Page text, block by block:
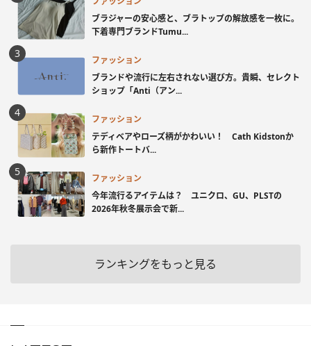
ブラジャーの安心感と、ブラトップの解放感を一枚に。
下着専門ブランドTumu...
ファッション
ブランドや流行に左右されない選び方。貴瞬、セレクト
ショップ「Anti（アン...
ファッション
テディベアやローズ柄がかわいい！ Cath Kidstonか
ら新作トートバ...
ファッション
今年流行るアイテムは？ ユニクロ、GU、PLSTの
2026年秋冬展示会で新...
ランキングをもっと見る